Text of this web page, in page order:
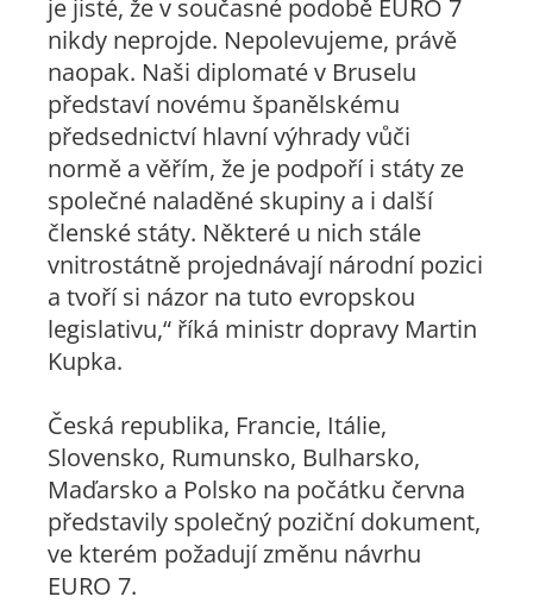
je jisté, že v současné podobě EURO 7
nikdy neprojde. Nepolevujeme, právě
naopak. Naši diplomaté v Bruselu
představí novému španělskému
předsednictví hlavní výhrady vůči
normě a věřím, že je podpoří i státy ze
společné naladěné skupiny a i další
členské státy. Některé u nich stále
vnitrostátně projednávají národní pozici
a tvoří si názor na tuto evropskou
legislativu,“ říká ministr dopravy Martin
Kupka.
Česká republika, Francie, Itálie,
Slovensko, Rumunsko, Bulharsko,
Maďarsko a Polsko na počátku června
představily společný poziční dokument,
ve kterém požadují změnu návrhu
EURO 7.